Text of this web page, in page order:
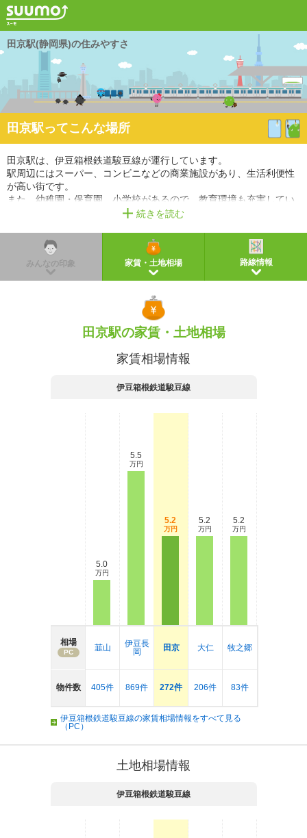
田京駅(静岡県)の住みやすさ
田京駅ってこんな場所
田京駅は、伊豆箱根鉄道駿豆線が運行しています。
駅周辺にはスーパー、コンビニなどの商業施設があり、生活利便性
が高い街です。
また、幼稚園・保育園、小学校があるので、教育環境も充実してい
※経路情報、所要時間情報は平日・日中の標準的な所要時間での乗り換え経路を採用していま
続きを読む
みんなの印象 家賃・土地相場 路線情報
田京駅の家賃・土地相場
家賃相場情報
伊豆箱根鉄道駿豆線
相場
PC
物件数
5.0
万円
韮山
405件
5.5
万円
伊豆長
岡
869件
5.2
万円
田京
272件
5.2
万円
大仁
206件
5.2
万円
牧之郷
83件
伊豆箱根鉄道駿豆線の家賃相場情報をすべて見る
（PC）
土地相場情報
伊豆箱根鉄道駿豆線